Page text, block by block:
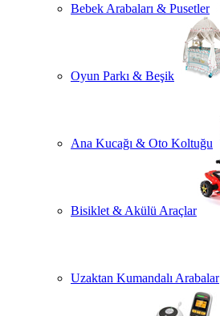
Bebek Arabaları & Pusetler
Oyun Parkı & Beşik
Ana Kucağı & Oto Koltuğu
Bisiklet & Akülü Araçlar
Uzaktan Kumandalı Arabalar